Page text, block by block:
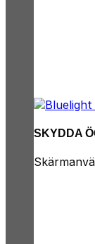
SKYDDA